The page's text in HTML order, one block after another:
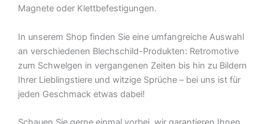
Magnete oder Klettbefestigungen.
In unserem Shop finden Sie eine umfangreiche Auswahl
an verschiedenen Blechschild-Produkten: Retromotive
zum Schwelgen in vergangenen Zeiten bis hin zu Bildern
Ihrer Lieblingstiere und witzige Sprüche – bei uns ist für
jeden Geschmack etwas dabei!